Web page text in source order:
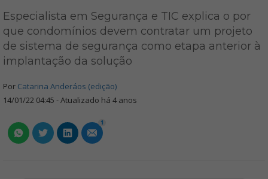
Especialista em Segurança e TIC explica o por
que condomínios devem contratar um projeto
de sistema de segurança como etapa anterior à
implantação da solução
Por Catarina Anderáos (edição)
14/01/22 04:45 - Atualizado há 4 anos
1